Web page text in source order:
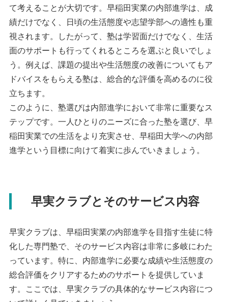
て考えることが大切です。早稲田実業の内部進学は、成
績だけでなく、日頃の生活態度や志望学部への適性も重
視されます。したがって、塾は学習面だけでなく、生活
面のサポートも行ってくれるところを選ぶと良いでしょ
う。例えば、課題の提出や生活態度の改善についてもア
ドバイスをもらえる塾は、総合的な評価を高めるのに役
立ちます。
このように、塾選びは内部進学において非常に重要なス
テップです。一人ひとりのニーズに合った塾を選び、早
稲田実業での生活をより充実させ、早稲田大学への内部
進学という目標に向けて着実に歩んでいきましょう。
早実クラブとそのサービス内容
早実クラブは、早稲田実業の内部進学を目指す生徒に特
化した専門塾で、そのサービス内容は非常に多岐にわた
っています。特に、内部進学に必要な成績や生活態度の
総合評価をクリアするためのサポートを提供していま
す。ここでは、早実クラブの具体的なサービス内容につ